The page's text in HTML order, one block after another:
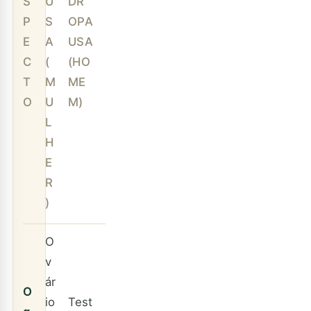
P
E
C
T
O
S
A
(
M
U
L
H
E
R
)
OPA
USA
(HO
ME
M)
O
O
v
ár
io
Test